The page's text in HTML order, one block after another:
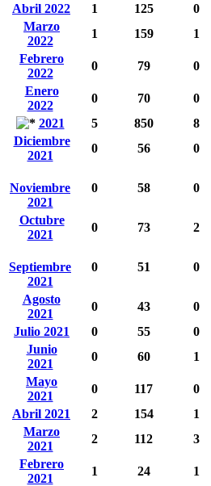
Abril 2022
1 125 0
Marzo
2022
1 159 1
Febrero
2022
0 79 0
Enero
2022
0 70 0
2021
5 850 8
Diciembre
2021
0 56 0
Noviembre
2021
0 58 0
Octubre
2021
0 73 2
Septiembre
2021
0 51 0
Agosto
2021
0 43 0
Julio 2021
0 55 0
Junio
2021
0 60 1
Mayo
2021
0 117 0
Abril 2021
2 154 1
Marzo
2021
2 112 3
Febrero
2021
1 24 1